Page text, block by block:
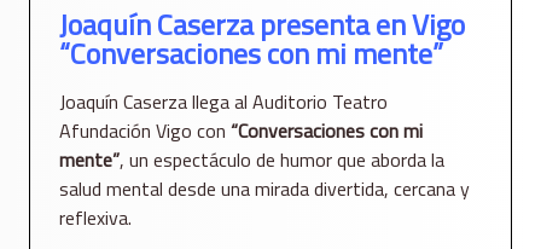
Joaquín Caserza presenta en Vigo
“Conversaciones con mi mente”
Joaquín Caserza llega al Auditorio Teatro
Afundación Vigo con “Conversaciones con mi
mente”, un espectáculo de humor que aborda la
salud mental desde una mirada divertida, cercana y
reflexiva.